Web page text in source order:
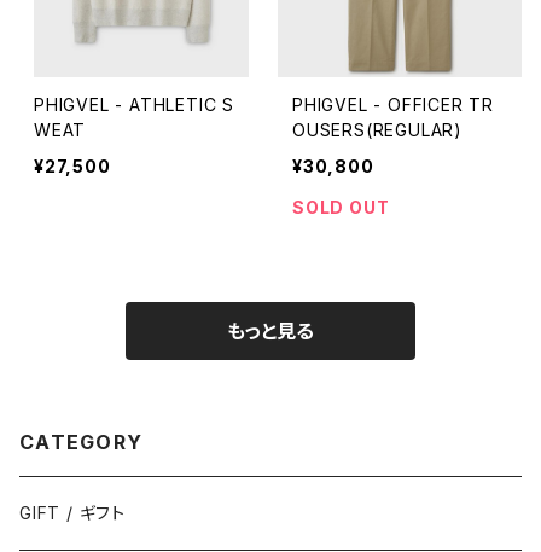
PHIGVEL - ATHLETIC S
WEAT
¥27,500
PHIGVEL - OFFICER TR
OUSERS(REGULAR)
¥30,800
SOLD OUT
もっと見る
CATEGORY
GIFT / ギフト